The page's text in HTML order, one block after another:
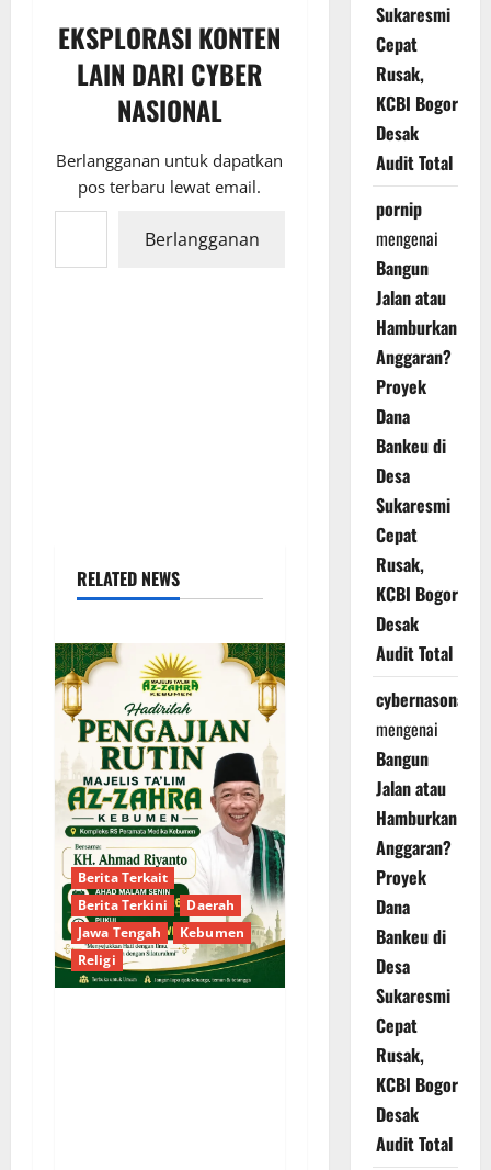
EKSPLORASI KONTEN
LAIN DARI CYBER
NASIONAL
Berlangganan untuk dapatkan
pos terbaru lewat email.
Ketikkan email Anda...
Berlangganan
RELATED NEWS
Berita Terkait
Berita Terkini
Daerah
Jawa Tengah
Kebumen
Religi
Sukaresmi
Cepat
Rusak,
KCBI Bogor
Desak
Audit Total
pornip
mengenai
Bangun
Jalan atau
Hamburkan
Anggaran?
Proyek
Dana
Bankeu di
Desa
Sukaresmi
Cepat
Rusak,
KCBI Bogor
Desak
Audit Total
cybernasonal
mengenai
Bangun
Jalan atau
Hamburkan
Anggaran?
Proyek
Dana
Bankeu di
Desa
Sukaresmi
Cepat
Rusak,
KCBI Bogor
Desak
Audit Total